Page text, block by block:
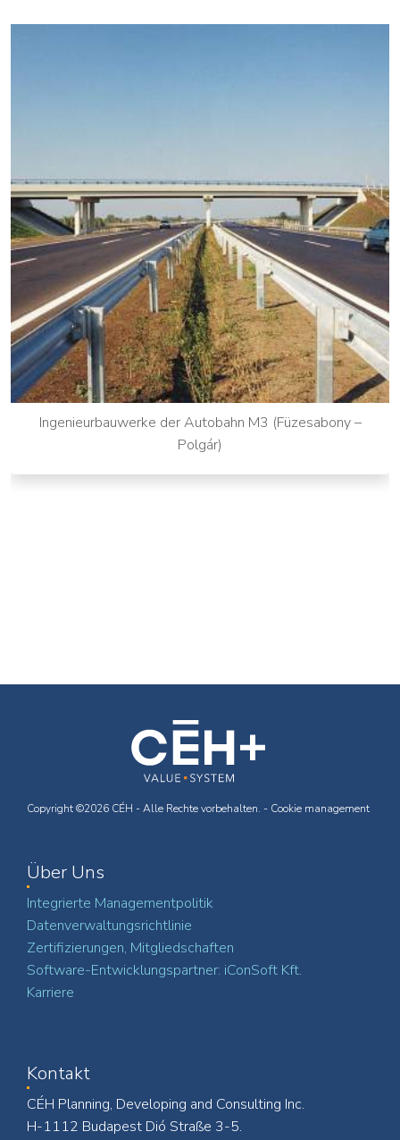
Ingenieurbauwerke der Autobahn M3 (Füzesabony –
Polgár)
Copyright ©2026 CÉH - Alle Rechte vorbehalten. - Cookie management
Über Uns
Integrierte Managementpolitik
Datenverwaltungsrichtlinie
Zertifizierungen, Mitgliedschaften
Software-Entwicklungspartner: iConSoft Kft.
Karriere
Kontakt
CÉH Planning, Developing and Consulting Inc.
H-1112 Budapest Dió Straße 3-5.